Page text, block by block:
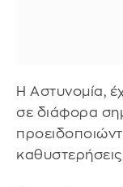
Η Αστυνομία,
σε διάφορα